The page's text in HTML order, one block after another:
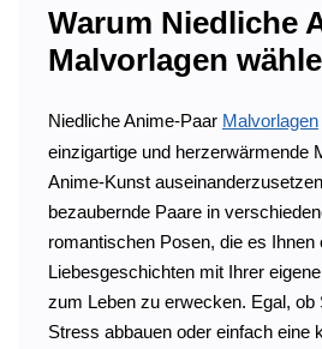
Warum Niedliche
Malvorlagen
Niedliche Anime-Paar Malvorlagen
einzigartige und herzerwärmende
Anime-Kunst
bezaubernde Paare in
romantischen Posen, die es Ihnen
Liebesgeschichten mit Ihrer
zum Leben zu erwecken. Egal, ob
Stress abbauen oder einfach eine